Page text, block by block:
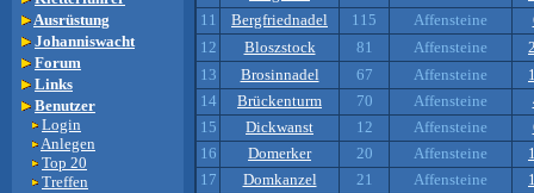
Ausrüstung
Johanniswacht
Forum
Links
Benutzer
Login
Anlegen
Top 20
Treffen
11
Bergfriednadel 115 Affensteine
12
Bloszstock 81 Affensteine
13
Brosinnadel 67 Affensteine
14
Brückenturm 70 Affensteine
15
Dickwanst 12 Affensteine
16
Domerker 20 Affensteine
17
Domkanzel 21 Affensteine